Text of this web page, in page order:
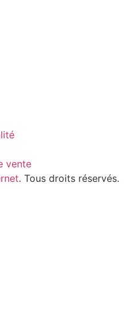
vente
. Tous droits réservés.